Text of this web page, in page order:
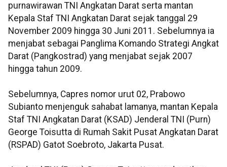
purnawirawan TNI Angkatan Darat serta mantan
Kepala Staf TNI Angkatan Darat sejak tanggal 29
November 2009 hingga 30 Juni 2011. Sebelumnya ia
menjabat sebagai Panglima Komando Strategi Angkat
Darat (Pangkostrad) yang menjabat sejak 2007
hingga tahun 2009.
Sebelumnya, Capres nomor urut 02, Prabowo
Subianto menjenguk sahabat lamanya, mantan Kepala
Staf TNI Angkatan Darat (KSAD) Jenderal TNI (Purn)
George Toisutta di Rumah Sakit Pusat Angkatan Darat
(RSPAD) Gatot Soebroto, Jakarta Pusat.